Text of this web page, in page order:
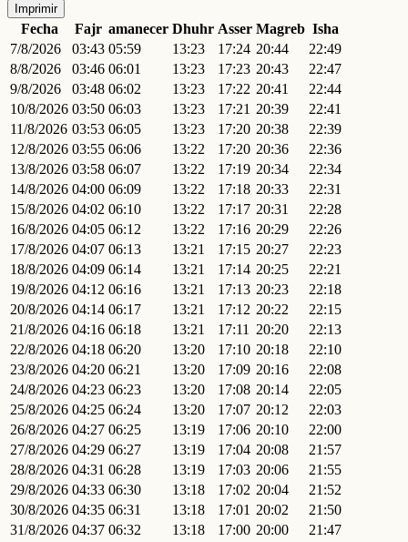
Imprimir
Fecha Fajr amanecer Dhuhr Asser Magreb Isha
7/8/2026
03:43 05:59 13:23 17:24 20:44
22:49
8/8/2026
03:46 06:01 13:23 17:23 20:43
22:47
9/8/2026
03:48 06:02 13:23 17:22 20:41
22:44
10/8/2026 03:50 06:03 13:23 17:21 20:39
22:41
11/8/2026 03:53 06:05 13:23 17:20 20:38
22:39
12/8/2026 03:55 06:06 13:22 17:20 20:36
22:36
13/8/2026 03:58 06:07 13:22 17:19 20:34
22:34
14/8/2026 04:00 06:09 13:22 17:18 20:33
22:31
15/8/2026 04:02 06:10 13:22 17:17 20:31
22:28
16/8/2026 04:05 06:12 13:22 17:16 20:29
22:26
17/8/2026 04:07 06:13 13:21 17:15 20:27
22:23
18/8/2026 04:09 06:14 13:21 17:14 20:25
22:21
19/8/2026 04:12 06:16 13:21 17:13 20:23
22:18
20/8/2026 04:14 06:17 13:21 17:12 20:22
22:15
21/8/2026 04:16 06:18 13:21 17:11 20:20
22:13
22/8/2026 04:18 06:20 13:20 17:10 20:18
22:10
23/8/2026 04:20 06:21 13:20 17:09 20:16
22:08
24/8/2026 04:23 06:23 13:20 17:08 20:14
22:05
25/8/2026 04:25 06:24 13:20 17:07 20:12
22:03
26/8/2026 04:27 06:25 13:19 17:06 20:10
22:00
27/8/2026 04:29 06:27 13:19 17:04 20:08
21:57
28/8/2026 04:31 06:28 13:19 17:03 20:06
21:55
29/8/2026 04:33 06:30 13:18 17:02 20:04
21:52
30/8/2026 04:35 06:31 13:18 17:01 20:02
21:50
31/8/2026 04:37 06:32 13:18 17:00 20:00 21:47